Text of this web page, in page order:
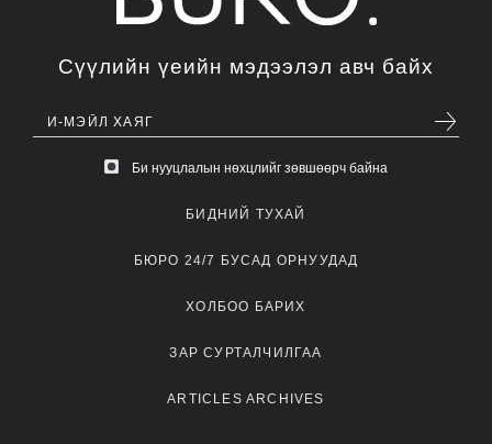
Сүүлийн үеийн мэдээлэл авч байх
Би нууцлалын нөхцлийг зөвшөөрч байна
БИДНИЙ ТУХАЙ
БЮРО 24/7 БУСАД ОРНУУДАД
ХОЛБОО БАРИХ
ЗАР СУРТАЛЧИЛГАА
ARTICLES ARCHIVES